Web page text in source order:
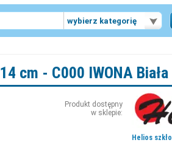
wybierz kategorię
cm - C000 IWONA Biała
Produkt dostępny
w sklepie:
Helios szkło